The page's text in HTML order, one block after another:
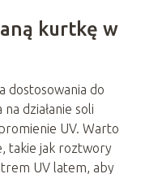
kurtkę w
dostosowania do
działanie soli
UV. Warto
takie jak roztwory
UV latem, aby